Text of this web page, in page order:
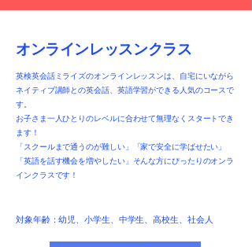
オンラインレッスンクラス
英検英会話ミライズのオンラインレッスンは、自宅にいながら
ネイティブ講師との英会話、英語学習ができる人気のコースで
す。
お子さま一人ひとりのレベルに合わせて無理なくスタートでき
ます！
「スクールまで通うのが難しい」「家で安全に学ばせたい」
「英語を話す機会を増やしたい」そんな方にぴったりのオンラ
インクラスです！
対象年齢：幼児、小学生、中学生、高校生、社会人